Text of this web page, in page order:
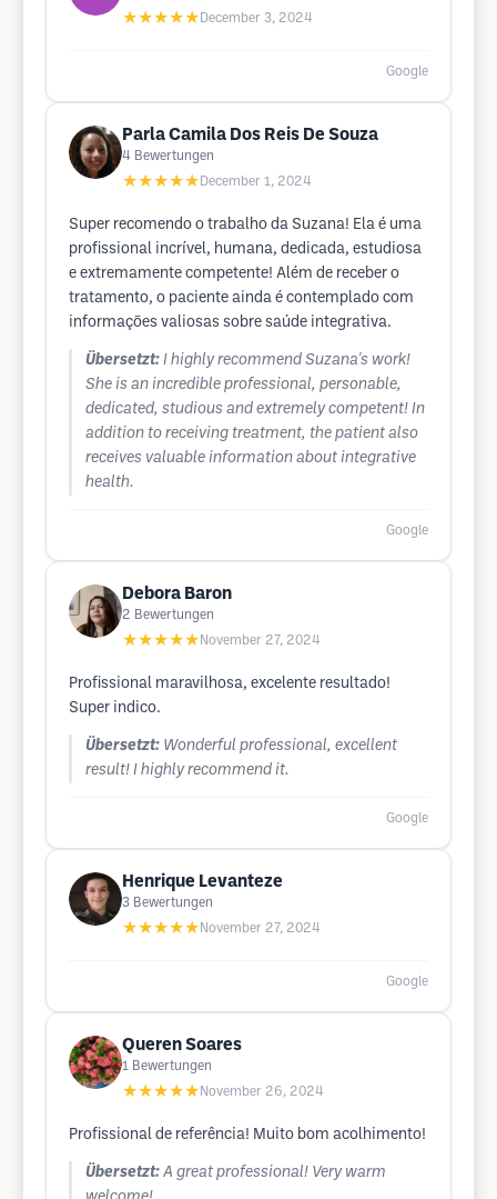
★★★★★ December 3, 2024
Google
Parla Camila Dos Reis De Souza
4 Bewertungen
★★★★★ December 1, 2024
Super recomendo o trabalho da Suzana! Ela é uma
profissional incrível, humana, dedicada, estudiosa
e extremamente competente! Além de receber o
tratamento, o paciente ainda é contemplado com
informações valiosas sobre saúde integrativa.
Übersetzt: I highly recommend Suzana's work!
She is an incredible professional, personable,
dedicated, studious and extremely competent! In
addition to receiving treatment, the patient also
receives valuable information about integrative
health.
Google
Debora Baron
2 Bewertungen
★★★★★ November 27, 2024
Profissional maravilhosa, excelente resultado!
Super indico.
Übersetzt: Wonderful professional, excellent
result! I highly recommend it.
Google
Henrique Levanteze
3 Bewertungen
★★★★★ November 27, 2024
Google
Queren Soares
1 Bewertungen
★★★★★ November 26, 2024
Profissional de referência! Muito bom acolhimento!
Übersetzt: A great professional! Very warm